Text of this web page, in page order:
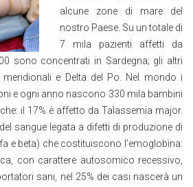
alcune zone di mare del
nostro Paese. Su un totale di
7 mila pazienti affetti da
sono concentrati in Sardegna; gli altri
e Delta del Po. Nel mondo i
e ogni anno nascono 330 mila bambini
il 17% è affetto da Talassemia major.
sangue legata a difetti di produzione di
e beta) che costituiscono l’emoglobina:
con carattere autosomico recessivo,
sani, nel 25% dei casi nascerà un